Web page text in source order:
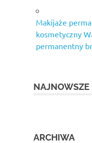
Makijaże
kosmetyczny
permanentny
NAJNOWSZE
ARCHIWA